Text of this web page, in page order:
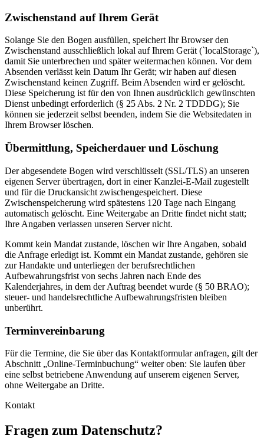
Zwischenstand auf Ihrem Gerät
Solange Sie den Bogen ausfüllen, speichert Ihr Browser den
Zwischenstand ausschließlich lokal auf Ihrem Gerät (`localStorage`),
damit Sie unterbrechen und später weitermachen können. Vor dem
Absenden verlässt kein Datum Ihr Gerät; wir haben auf diesen
Zwischenstand keinen Zugriff. Beim Absenden wird er gelöscht.
Diese Speicherung ist für den von Ihnen ausdrücklich gewünschten
Dienst unbedingt erforderlich (§ 25 Abs. 2 Nr. 2 TDDDG); Sie
können sie jederzeit selbst beenden, indem Sie die Websitedaten in
Ihrem Browser löschen.
Übermittlung, Speicherdauer und Löschung
Der abgesendete Bogen wird verschlüsselt (SSL/TLS) an unseren
eigenen Server übertragen, dort in einer Kanzlei-E-Mail zugestellt
und für die Druckansicht zwischengespeichert. Diese
Zwischenspeicherung wird spätestens 120 Tage nach Eingang
automatisch gelöscht. Eine Weitergabe an Dritte findet nicht statt;
Ihre Angaben verlassen unseren Server nicht.
Kommt kein Mandat zustande, löschen wir Ihre Angaben, sobald
die Anfrage erledigt ist. Kommt ein Mandat zustande, gehören sie
zur Handakte und unterliegen der berufsrechtlichen
Aufbewahrungsfrist von sechs Jahren nach Ende des
Kalenderjahres, in dem der Auftrag beendet wurde (§ 50 BRAO);
steuer- und handelsrechtliche Aufbewahrungsfristen bleiben
unberührt.
Terminvereinbarung
Für die Termine, die Sie über das Kontaktformular anfragen, gilt der
Abschnitt „Online-Terminbuchung“ weiter oben: Sie laufen über
eine selbst betriebene Anwendung auf unserem eigenen Server,
ohne Weitergabe an Dritte.
Kontakt
Fragen zum Datenschutz?